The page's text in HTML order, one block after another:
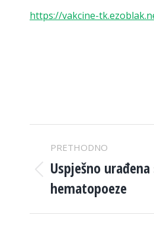
https://vakcine-
POST
PRETHODNO
Previous
post:
Uspješno
hematopoeze